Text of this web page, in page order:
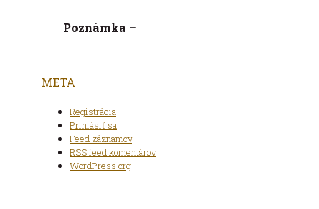
Poznámka –
META
Registrácia
Prihlásiť sa
Feed záznamov
RSS feed komentárov
WordPress.org